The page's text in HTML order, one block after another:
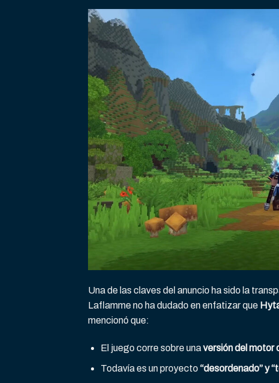
Una de las claves del anuncio ha sido la
Laflamme no ha dudado en enfatizar que
mencionó que:
El juego corre sobre unaversión del motor
Todavía es un proyecto“desordenado” y